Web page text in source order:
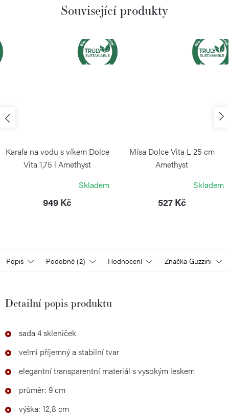
Související produkty
Karafa na vodu s víkem Dolce
Vita 1,75 l Amethyst
Skladem
949 Kč
Mísa Dolce Vita L 25 cm
Amethyst
Skladem
527 Kč
Popis Podobné (2) Hodnocení Značka Guzzini
Detailní popis produktu
sada 4 skleniček
velmi příjemný a stabilní tvar
elegantní transparentní materiál s vysokým leskem
průměr: 9 cm
výška: 12,8 cm